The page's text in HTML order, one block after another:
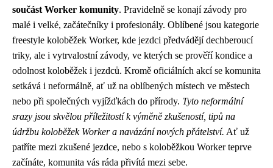
součást Worker komunity. Pravidelně se konají závody pro
malé i velké, začátečníky i profesionály. Oblíbené jsou kategorie
freestyle koloběžek Worker, kde jezdci předvádějí dechberoucí
triky, ale i vytrvalostní závody, ve kterých se prověří kondice a
odolnost koloběžek i jezdců. Kromě oficiálních akcí se komunita
setkává i neformálně, ať už na oblíbených místech ve městech
nebo při společných vyjížďkách do přírody. Tyto neformální
srazy jsou skvělou příležitostí k výměně zkušeností, tipů na
údržbu koloběžek Worker a navázání nových přátelství. Ať už
patříte mezi zkušené jezdce, nebo s koloběžkou Worker teprve
začínáte, komunita vás ráda přivítá mezi sebe.